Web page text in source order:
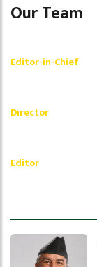
Our Team
Editor-in-Chief
Director
Editor